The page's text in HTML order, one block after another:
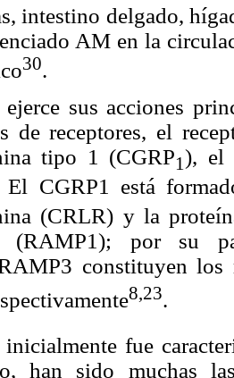
intestino delgado,
AM en la
30.
sus acciones
de receptores, el
tipo 1 (CGRP1), el
El CGRP1 está
(CRLR) y la
por su
constituyen los
8,23.
fue
han sido muchas